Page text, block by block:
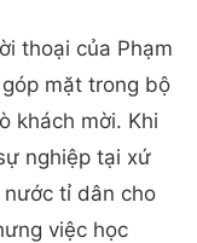
thoại của Phạm
mặt trong bộ
khách mời. Khi
nghiệp tại xứ
tỉ dân cho
việc học